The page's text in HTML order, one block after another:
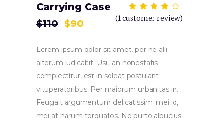
Carrying Case
out
customer
rating
(1customer review)
$110 $90
Lorem ipsum dolor sit amet, per ne alii
alterum iudicabit. Usu an honestatis
complectitur, est in soleat postulant
vituperatoribus. Per maiorum urbanitas in.
Feugait argumentum delicatissimi mei id,
mei at harum torquatos. No purto albucius